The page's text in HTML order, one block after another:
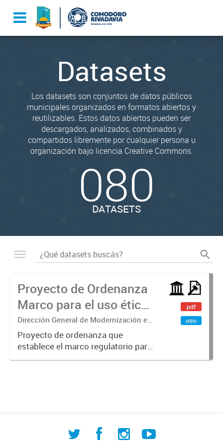
Datasets
Los datasets son conjuntos de datos públicos
municipales organizados en formatos abiertos y
reutilizables. Estos datos abiertos pueden ser
descargados, analizados, combinados y
compartidos libremente por cualquier persona u
organización bajo licencia Creative Commons.
080
DATASETS
Proyecto de Ordenanza
Marco para el uso ético
de la IA
Dirección General de Modernización e
Investigación Territorial
Proyecto de ordenanza que
establece el marco regulatorio para
el uso ético, transparente y
pdf
otro